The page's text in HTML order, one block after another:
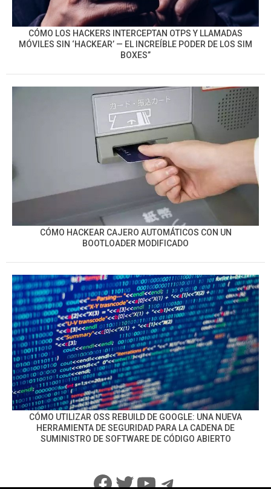
CÓMO LOS HACKERS INTERCEPTAN OTPS Y LLAMADAS
MÓVILES SIN ‘HACKEAR’ — EL INCREÍBLE PODER DE LOS SIM
BOXES”
CÓMO HACKEAR CAJERO AUTOMÁTICOS CON UN
BOOTLOADER MODIFICADO
CÓMO UTILIZAR OSS REBUILD DE GOOGLE: UNA NUEVA
HERRAMIENTA DE SEGURIDAD PARA LA CADENA DE
SUMINISTRO DE SOFTWARE DE CÓDIGO ABIERTO
Facebook
Twitter
YouTube
Telegram